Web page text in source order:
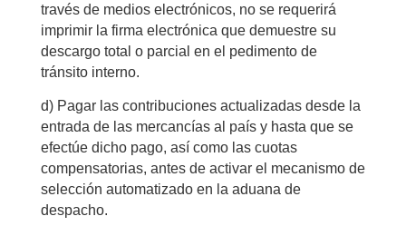
través de medios electrónicos, no se requerirá
imprimir la firma electrónica que demuestre su
descargo total o parcial en el pedimento de
tránsito interno.
d) Pagar las contribuciones actualizadas desde la
entrada de las mercancías al país y hasta que se
efectúe dicho pago, así como las cuotas
compensatorias, antes de activar el mecanismo de
selección automatizado en la aduana de
despacho.